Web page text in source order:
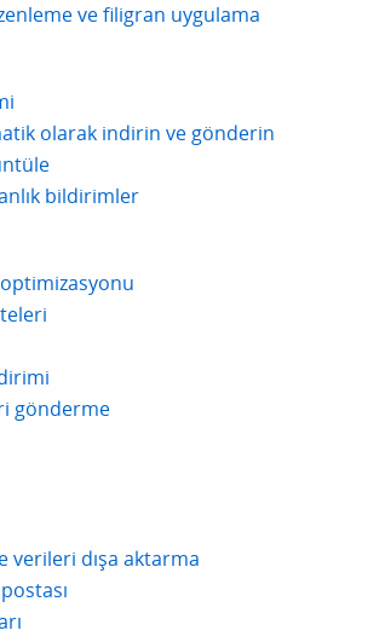
ve filigran uygulama
olarak indirin ve gönderin
bildirimler
gönderme
verileri dışa aktarma